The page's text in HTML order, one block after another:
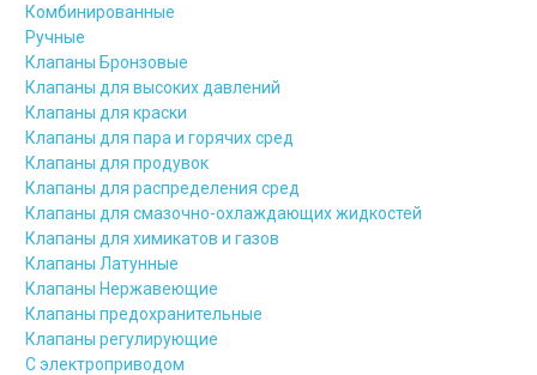
Комбинированные
Ручные
Клапаны Бронзовые
Клапаны для высоких давлений
Клапаны для краски
Клапаны для пара и горячих сред
Клапаны для продувок
Клапаны для распределения сред
Клапаны для смазочно-охлаждающих жидкостей
Клапаны для химикатов и газов
Клапаны Латунные
Клапаны Нержавеющие
Клапаны предохранительные
Клапаны регулирующие
С электроприводом